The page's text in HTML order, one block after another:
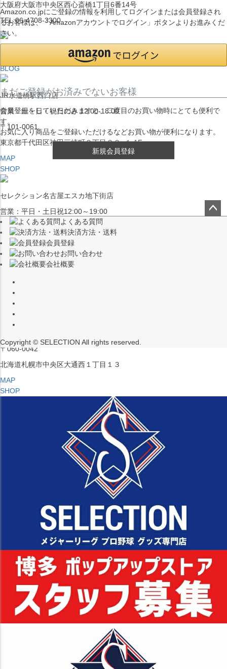
大阪府大阪市中央区西心斎橋1丁目6番14号
TEL:06-4708-3300
MAP
BLOG
JR水道橋駅西口店
営業：土・日・祝日のみ 12:00-18:00
〒101-0061
東京都千代田区神田三崎町２丁目２２−１ 1F
MAP
SHOP
セレクション名古屋エスカ地下街店
営業：平日・土日祝12:00～19:00
（※15:00～16:00はメンテナンスのためクローズ）
〒453-0015
愛知県名古屋市中村区椿町６−９先
MAP
SHOP
セレクション ポップアップストア 札幌 ル・トロワ店
営業：平日・土日祝12:00～19:00
〒060-0042
北海道札幌市中央区大通西１丁目１３
MAP
SHOP
Amazon.co.jpにご登録の情報を利用してログインまたは会員登録され
るお客様は、「Amazonアカウントでログイン」ボタンよりお進みくだ
さい。
まだご登録がお済みでないお客様
会員登録をしていただきますと、二度目のお買い物時にとても便利で
す。
お気に入り商品をご登録いただけるなどお買い物が便利になります。
新規会員登録
よくある質問
決済方法・送料
会員登録
お問い合わせ
会社概要
Copyright © SELECTION All rights reserved.